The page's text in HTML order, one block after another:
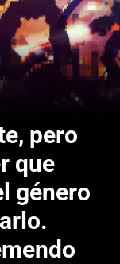
pero
que
género